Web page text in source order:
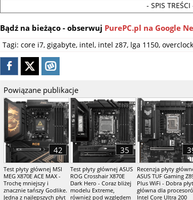
- SPIS TREŚCI
Bądź na bieżąco - obserwuj PurePC.pl na Google
Tagi: core i7, gigabyte, intel, intel z87, lga 1150,
Powiązane publikacje
Test płyty głównej MSI
MEG X870E ACE MAX -
Trochę mniejszy i
znacznie tańszy Godlike.
Jedna z najlepszych płyt
42
Test płyty głównej ASUS
ROG Crosshair X870E
Dark Hero - Coraz bliżej
modelu Extreme,
również pod względem
35
Recenzja płyty
ASUS TUF Gaming
Plus WiFi - Dobra
główna dla
Intel Core Ultra 200